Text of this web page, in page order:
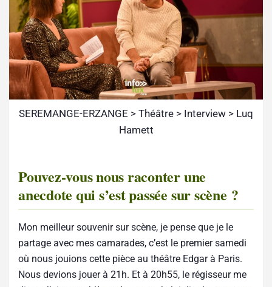
SEREMANGE-ERZANGE > Théâtre > Interview > Luq
Hamett
Pouvez-vous nous raconter une
anecdote qui s’est passée sur scène ?
Mon meilleur souvenir sur scène, je pense que je le
partage avec mes camarades, c’est le premier samedi
où nous jouions cette pièce au théâtre Edgar à Paris.
Nous devions jouer à 21h. Et à 20h55, le régisseur me